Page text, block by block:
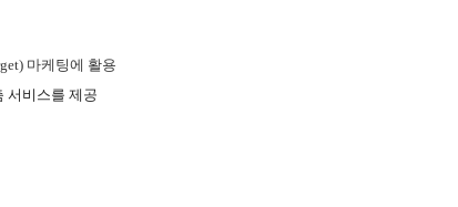
마케팅에 활용
서비스를 제공